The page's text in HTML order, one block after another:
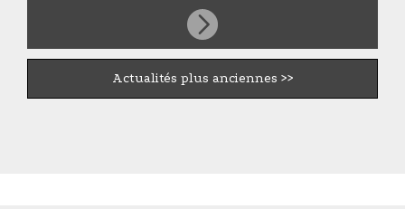
Actualités plus anciennes >>